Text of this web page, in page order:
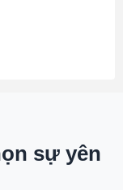
sự yên